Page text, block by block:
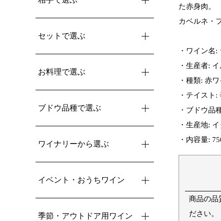
セットで選ぶ
お料理で選ぶ
ブドウ品種で選ぶ
ワイナリーから選ぶ
イベント・おうちワイン
季節・アウトドア用ワイン
た赤身肉。
カベルネ・
・ワイン名
・生産者:
・種類: 赤
・テイスト:
・ブドウ品
・生産地:
・内容量:
商品の品
ださい。